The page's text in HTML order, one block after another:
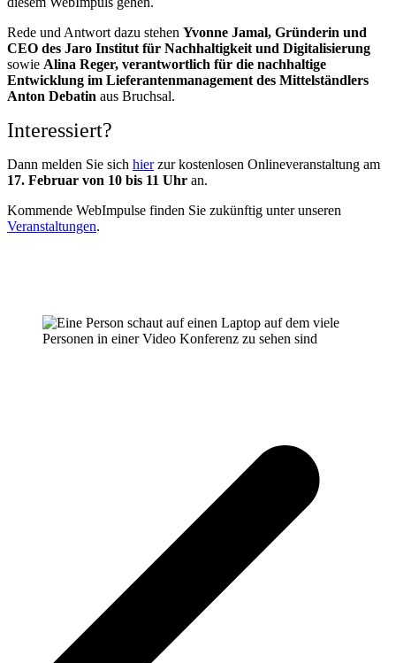
Rede und Antwort dazu stehen Yvonne Jamal, Gründerin und
CEO des Jaro Institut für Nachhaltigkeit und Digitalisierung
sowie Alina Reger, verantwortlich für die nachhaltige
Entwicklung im Lieferantenmanagement des Mittelständlers
Anton Debatin aus Bruchsal.
Interessiert?
Dann melden Sie sich hierzur kostenlosen Onlineveranstaltung am
17. Februar von 10 bis 11 Uhr an.
Kommende WebImpulse finden Sie zukünftig unter unseren
Veranstaltungen.